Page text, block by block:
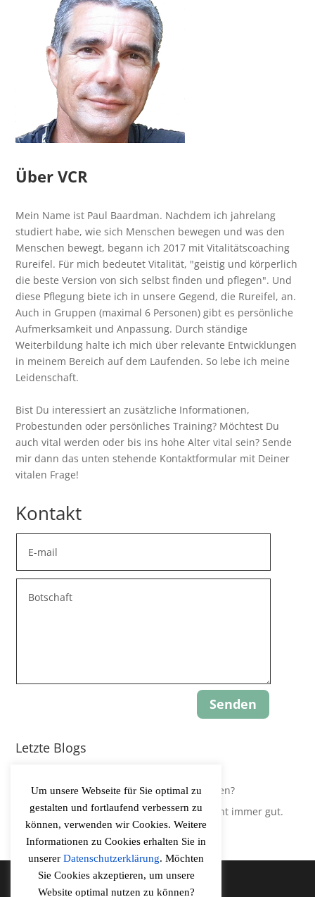
Über VCR
Mein Name ist Paul Baardman. Nachdem ich jahrelang
studiert habe, wie sich Menschen bewegen und was den
Menschen bewegt, begann ich 2017 mit Vitalitätscoaching
Rureifel. Für mich bedeutet Vitalität, "geistig und körperlich
die beste Version von sich selbst finden und pflegen". Und
diese Pflegung biete ich in unsere Gegend, die Rureifel, an.
Auch in Gruppen (maximal 6 Personen) gibt es persönliche
Aufmerksamkeit und Anpassung. Durch ständige
Weiterbildung halte ich mich über relevante Entwicklungen
in meinem Bereich auf dem Laufenden. So lebe ich meine
Leidenschaft.
Bist Du interessiert an zusätzliche Informationen,
Probestunden oder persönliches Training? Möchtest Du
auch vital werden oder bis ins hohe Alter vital sein? Sende
mir dann das unten stehende Kontaktformular mit Deiner
vitalen Frage!
Kontakt
Senden
Letzte Blogs
Leidest Du an Hypokapnie, ohne es zu wissen?
Der Körper regelt Sauerstoffversorgung nicht immer gut.
Um unsere Webseite für Sie optimal zu
gestalten und fortlaufend verbessern zu
können, verwenden wir Cookies. Weitere
Informationen zu Cookies erhalten Sie in
unserer Datenschutzerklärung. Möchten
Sie Cookies akzeptieren, um unsere
Website optimal nutzen zu können?